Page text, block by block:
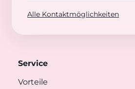
Alle Kontaktmöglichkeiten
Service
Vorteile